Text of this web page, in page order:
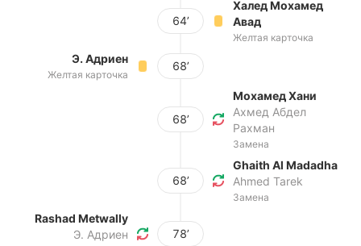
64’
Халед Мохамед
Авад
Желтая карточка
Э. Адриен
Желтая карточка
68’
68’
Мохамед Хани
Ахмед Абдел
Рахман
Замена
68’
Ghaith Al Madadha
Ahmed Tarek
Замена
Rashad Metwally
Э. Адриен
78’